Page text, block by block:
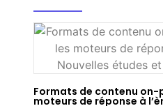
Formats de contenu
moteurs de réponse à